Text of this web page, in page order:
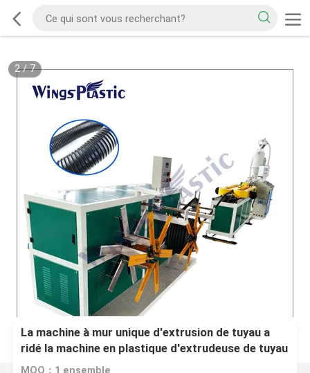
2/7
La machine à mur unique d'extrusion de tuyau a
ridé la machine en plastique d'extrudeuse de tuyau
de conduit
MOQ：1 ensemble